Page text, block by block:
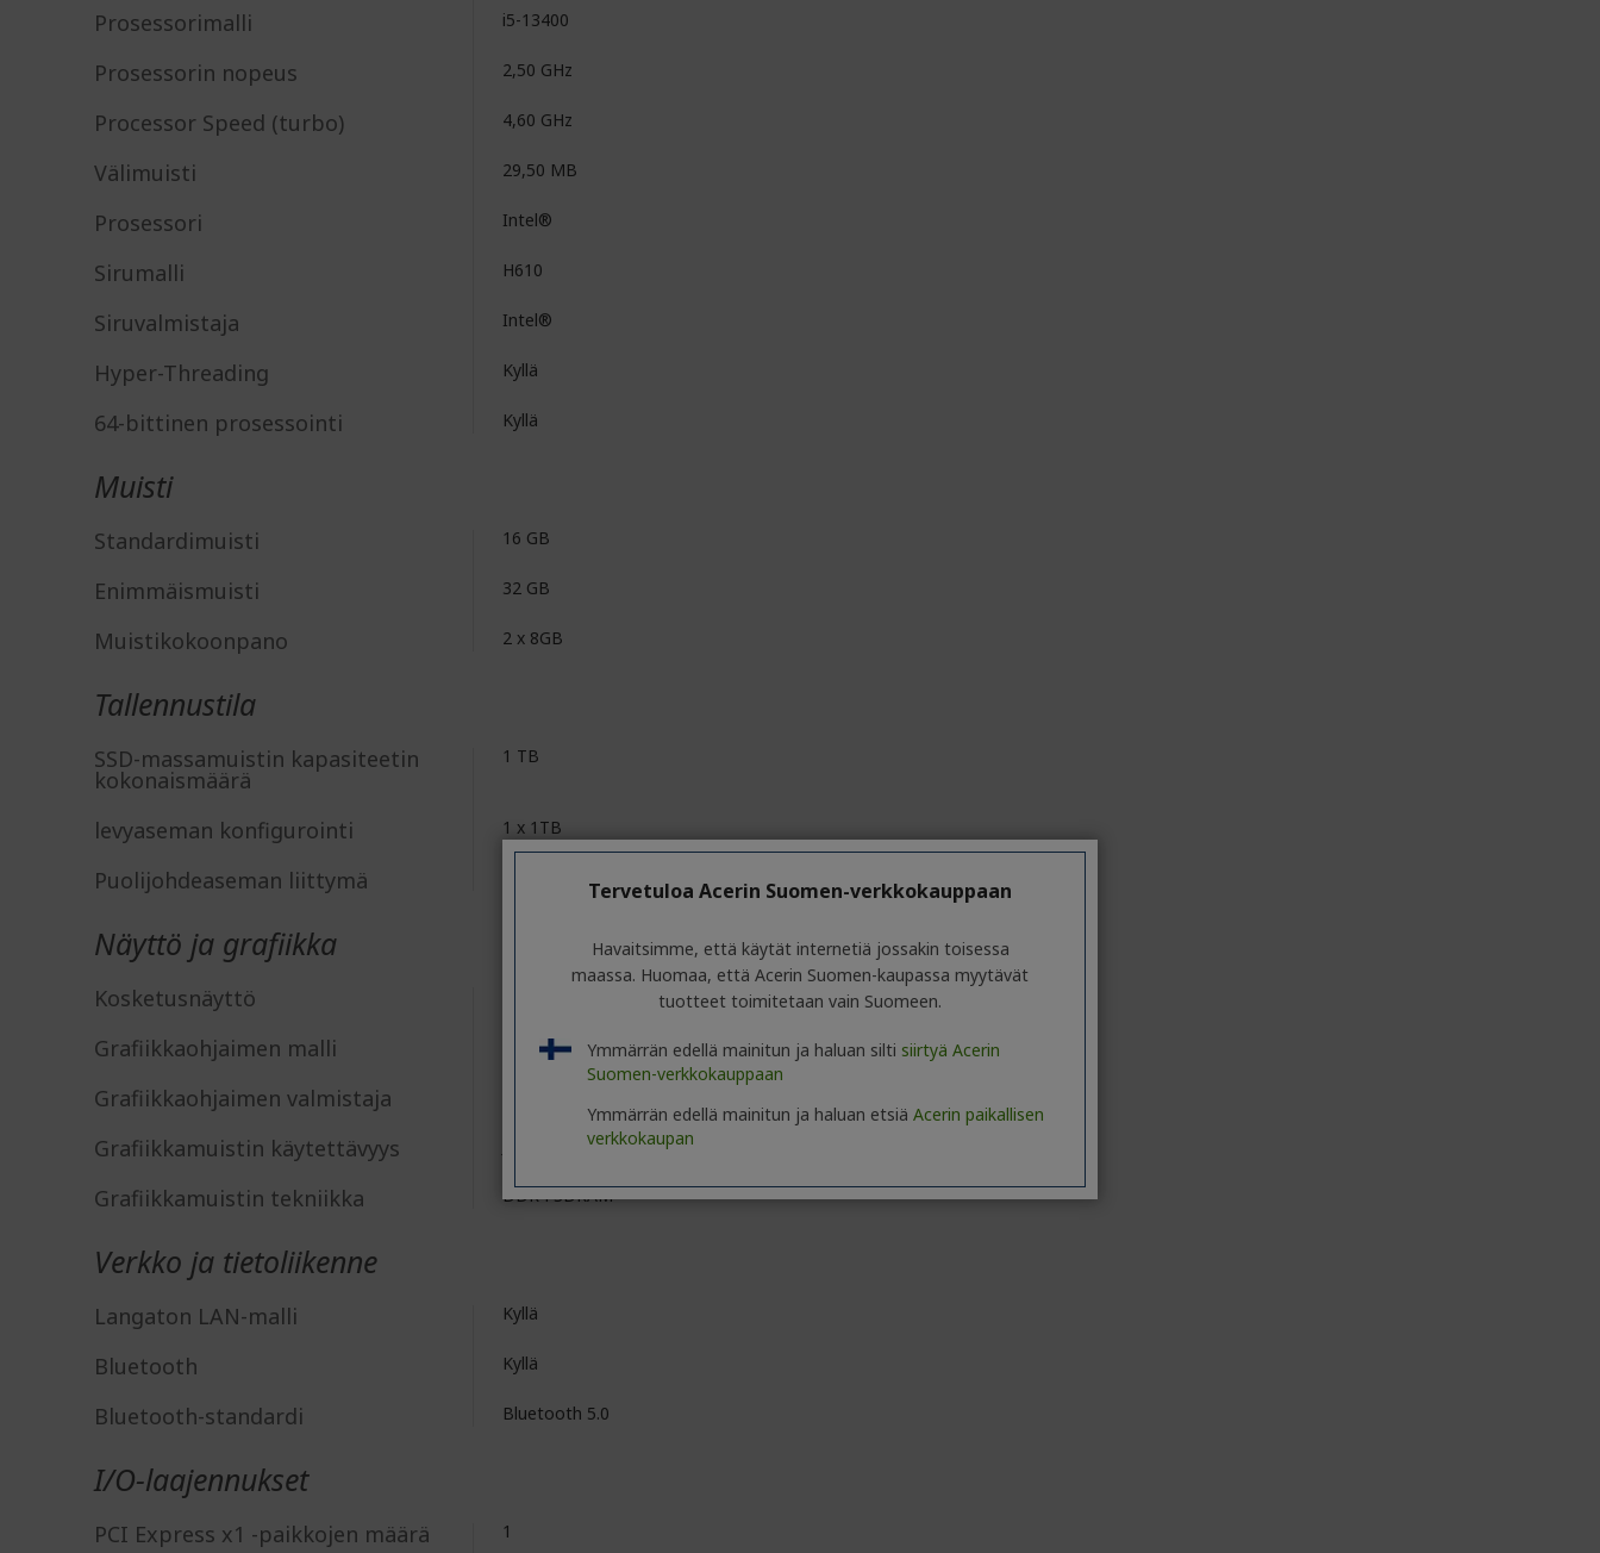
Prosessorimalli i5-13400
Prosessorin nopeus 2,50 GHz
Processor Speed (turbo) 4,60 GHz
Välimuisti 29,50 MB
Prosessori Intel®
Sirumalli H610
Siruvalmistaja Intel®
Hyper-Threading Kyllä
64-bittinen prosessointi Kyllä
Muisti
Standardimuisti 16 GB
Enimmäismuisti 32 GB
Muistikokoonpano 2 x 8GB
Tallennustila
SSD-massamuistin kapasiteetin
kokonaismäärä
1 TB
levyaseman konfigurointi 1 x 1TB
Puolijohdeaseman liittymä
Näyttö ja grafiikka
Kosketusnäyttö
Grafiikkaohjaimen malli UHD Graphics
Grafiikkaohjaimen valmistaja
Grafiikkamuistin käytettävyys
Grafiikkamuistin tekniikka DDR4 SDRAM
Verkko ja tietoliikenne
Langaton LAN-malli Kyllä
Bluetooth Kyllä
Bluetooth-standardi Bluetooth 5.0
I/O-laajennukset
PCI Express x1 -paikkojen määrä 1
Tervetuloa Acerin Suomen-verkkokauppaan
Havaitsimme, että käytät internetiä jossakin toisessa
maassa. Huomaa, että Acerin Suomen-kaupassa myytävät
tuotteet toimitetaan vain Suomeen.
Ymmärrän edellä mainitun ja haluan silti siirtyä Acerin
Suomen-verkkokauppaan
Ymmärrän edellä mainitun ja haluan etsiä Acerin paikallisen
verkkokaupan